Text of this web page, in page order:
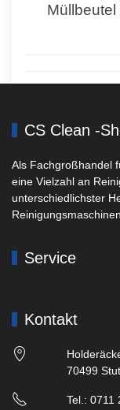
CS Clean -
Als Fachgroßhandel
eine Vielzahl an
unterschiedlichster
Service
Kontakt
70499
Tel.: 0711